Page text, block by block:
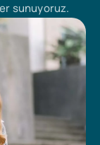
sunuyoruz.